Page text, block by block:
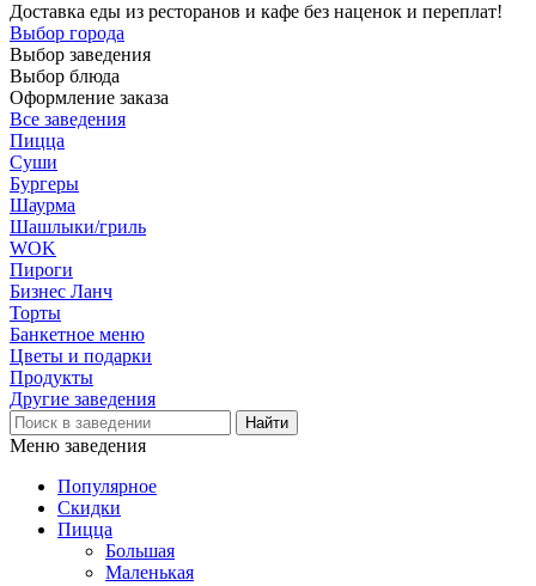
Доставка еды из ресторанов и кафе без наценок и переплат!
Выбор города
Выбор заведения
Выбор блюда
Оформление заказа
Все заведения
Пицца
Суши
Бургеры
Шаурма
Шашлыки/гриль
WOK
Пироги
Бизнес Ланч
Торты
Банкетное меню
Цветы и подарки
Продукты
Другие заведения
Меню заведения
Популярное
Скидки
Пицца
Большая
Маленькая